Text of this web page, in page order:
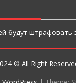
будут штрафовать
© All Right